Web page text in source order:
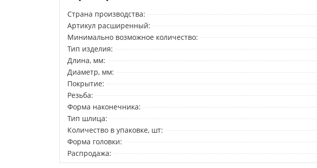
Страна производства:
Артикул расширенный:
Минимально возможное количество:
Тип изделия:
Длина, мм:
Диаметр, мм:
Покрытие:
Резьба:
Форма наконечника:
Тип шлица:
Количество в упаковке, шт:
Форма головки:
Распродажа: